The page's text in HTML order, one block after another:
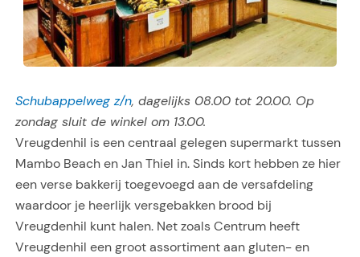
Schubappelweg z/n, dagelijks 08.00 tot 20.00. Op
zondag sluit de winkel om 13.00.
Vreugdenhil is een centraal gelegen supermarkt tussen
Mambo Beach en Jan Thiel in. Sinds kort hebben ze hier
een verse bakkerij toegevoegd aan de versafdeling
waardoor je heerlijk versgebakken brood bij
Vreugdenhil kunt halen. Net zoals Centrum heeft
Vreugdenhil een groot assortiment aan gluten- en